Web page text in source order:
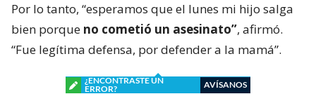
Por lo tanto, “esperamos que el lunes mi hijo salga
bien porque no cometió un asesinato”, afirmó.
“Fue legítima defensa, por defender a la mamá”.
¿ENCONTRASTE UN
ERROR?
AVÍSANOS